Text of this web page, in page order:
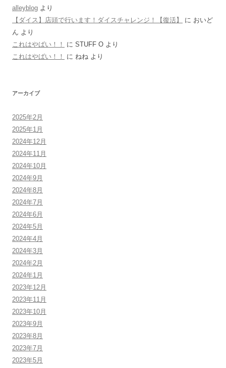
alleyblog より
【ダイス】店頭で行います！ダイスチャレンジ！【復活】
に おいど
ん より
これはやばい！！
に STUFF O より
これはやばい！！
に ねね より
アーカイブ
2025年2月
2025年1月
2024年12月
2024年11月
2024年10月
2024年9月
2024年8月
2024年7月
2024年6月
2024年5月
2024年4月
2024年3月
2024年2月
2024年1月
2023年12月
2023年11月
2023年10月
2023年9月
2023年8月
2023年7月
2023年5月